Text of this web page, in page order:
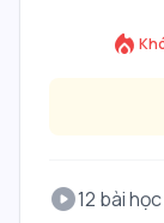
local_fire_department
play_circle12 bài học